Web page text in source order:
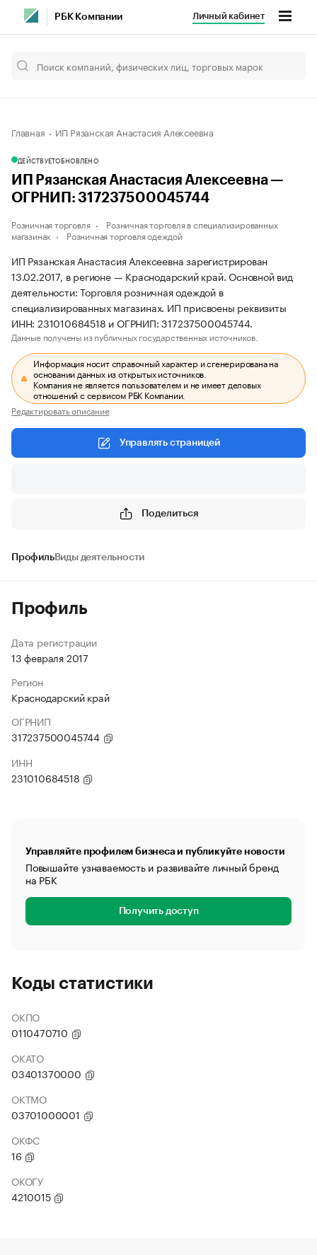
РБК Компании Личный кабинет
Главная ИП Рязанская Анастасия Алексеевна
ДЕЙСТВУЕТОБНОВЛЕНО
ИП Рязанская Анастасия Алексеевна —
ОГРНИП: 317237500045744
Розничная торговля
Розничная торговля в специализированных
магазинах
Розничная торговля одеждой
ИП Рязанская Анастасия Алексеевна зарегистрирован
13.02.2017, в регионе — Краснодарский край. Основной вид
деятельности: Торговля розничная одеждой в
специализированных магазинах. ИП присвоены реквизиты
ИНН: 231010684518 и ОГРНИП: 317237500045744.
Данные получены из публичных государственных источников.
Информация носит справочный характер и сгенерирована на
основании данных из открытых источников.
Компания не является пользователем и не имеет деловых
отношений с сервисом РБК Компании.
Редактировать описание
Управлять страницей
Поделиться
ПрофильВиды деятельности
Профиль
Дата регистрации
13 февраля 2017
Регион
Краснодарский край
ОГРНИП
317237500045744
ИНН
231010684518
Управляйте профилем бизнеса и публикуйте новости
Повышайте узнаваемость и развивайте личный бренд
на РБК
Получить доступ
Коды статистики
ОКПО
0110470710
ОКАТО
03401370000
ОКТМО
03701000001
ОКФС
16
ОКОГУ
4210015